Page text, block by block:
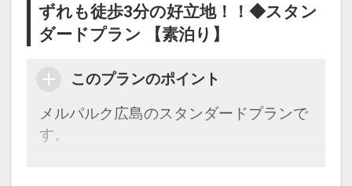
【コインランドリーについて】
・洗濯機3台、乾燥機3台がございます。
自動投入になります）
・利用時間の制限は設けておりません
が、深夜から未明の時間帯でのご利用は
ずれも徒歩3分の好立地！！◆スタン
ダードプラン 【素泊り】
このプランのポイント
メルパルク広島のスタンダードプランで
す。